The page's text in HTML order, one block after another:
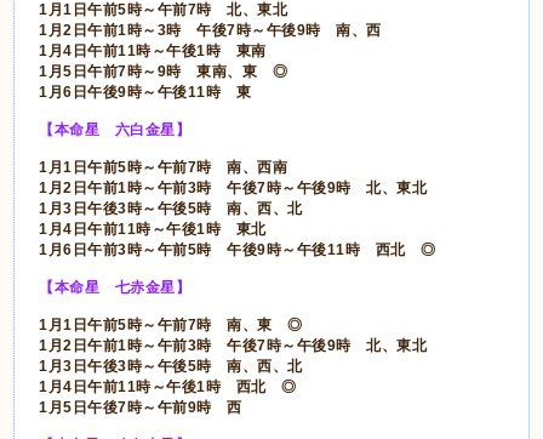
1月1日午前5時～午前7時 北、東北
1月2日午前1時～3時 午後7時～午後9時 南、西
1月4日午前11時～午後1時 東南
1月5日午前7時～9時 東南、東 ◎
1月6日午後9時～午後11時 東
【本命星 六白金星】
1月1日午前5時～午前7時 南、西南
1月2日午前1時～午前3時 午後7時～午後9時 北、東北
1月3日午後3時～午後5時 南、西、北
1月4日午前11時～午後1時 東北
1月6日午前3時～午前5時 午後9時～午後11時 西北 ◎
【本命星 七赤金星】
1月1日午前5時～午前7時 南、東 ◎
1月2日午前1時～午前3時 午後7時～午後9時 北、東北
1月3日午後3時～午後5時 南、西、北
1月4日午前11時～午後1時 西北 ◎
1月5日午後7時～午前9時 西